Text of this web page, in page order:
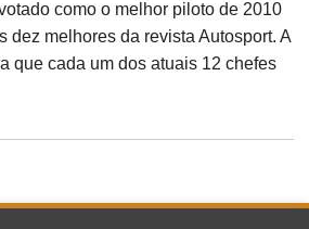
como o melhor piloto de 2010
dez melhores da revista Autosport. A
que cada um dos atuais 12 chefes